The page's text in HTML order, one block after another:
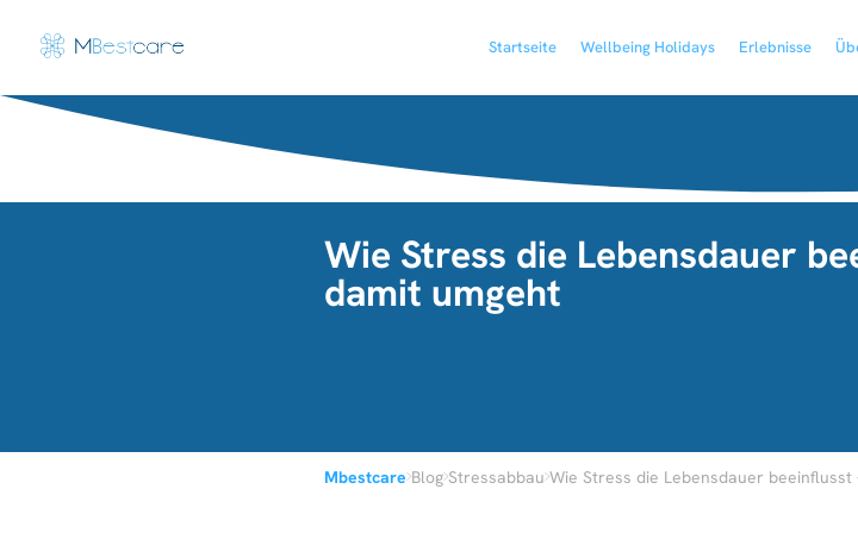
Startseite Wellbeing Holidays Erlebnisse
Wie Stress die Lebensdauer
damit umgeht
Mbestcare›Blog›Stressabbau›Wie Stress die Lebensdauer